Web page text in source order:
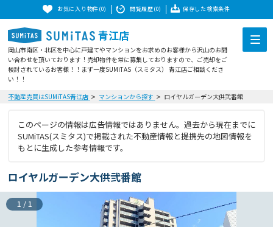
お気に入り物件(0) 閲覧履歴(0) 保存した検索条件
青江店
岡山市南区・北区を中心に戸建てやマンションをお求めのお客様から沢山のお問
い合わせを頂いております！売却物件を常に募集しておりますので、ご売却をご
検討されているお客様！！まず一度SUMiTAS（スミタス） 青江店ご相談くださ
い！！
不動産売買はSUMiTAS青江店
マンションから探す ロイヤルガーデン大供弐番館
このページの情報は広告情報ではありません。過去から現在までに
SUMiTAS(スミタス)で掲載された不動産情報と提携先の地図情報を
もとに生成した参考情報です。
ロイヤルガーデン大供弐番館
1 / 1